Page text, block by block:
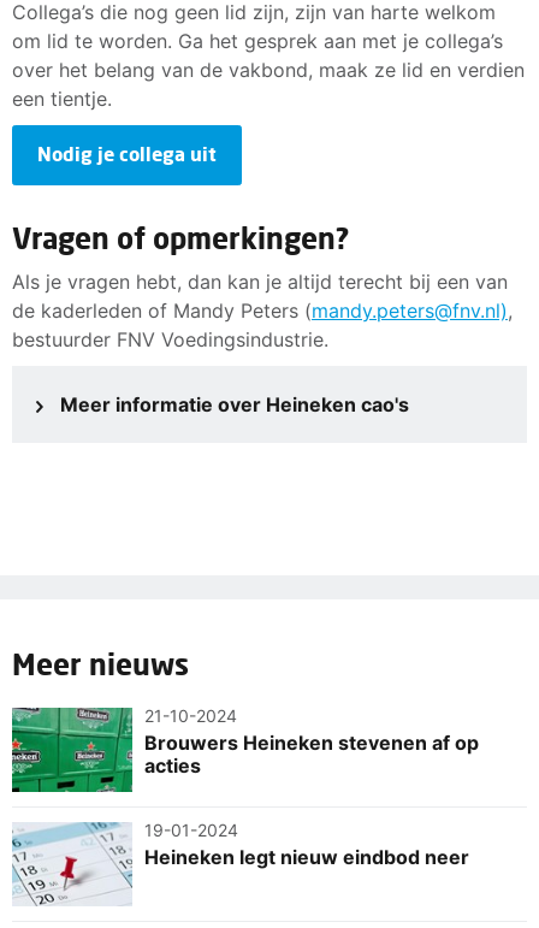
Collega’s die nog geen lid zijn, zijn van harte welkom
om lid te worden. Ga het gesprek aan met je collega’s
over het belang van de vakbond, maak ze lid en verdien
een tientje.
Nodig je collega uit
Vragen of opmerkingen?
Als je vragen hebt, dan kan je altijd terecht bij een van
de kaderleden of Mandy Peters (mandy.peters@fnv.nl),
bestuurder FNV Voedingsindustrie.
Meer informatie over Heineken cao's
Meer nieuws
21-10-2024
Brouwers Heineken stevenen af op
acties
19-01-2024
Heineken legt nieuw eindbod neer